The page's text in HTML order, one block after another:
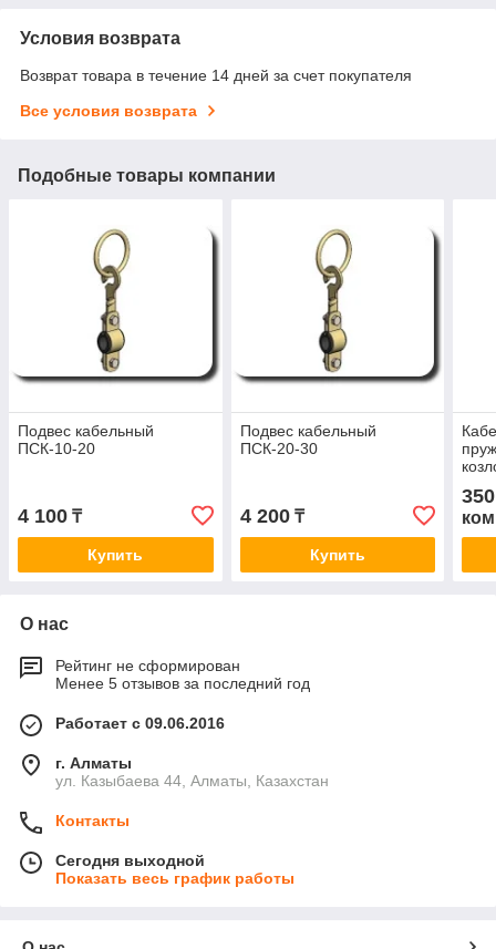
Условия возврата
Возврат товара в течение 14 дней за счет покупателя
Все условия возврата
Подобные товары компании
Подвес кабельный
ПСК-10-20
4 100 ₸
Купить
Подвес кабельный
ПСК-20-30
4 200₸
Купить
О нас
Рейтинг не сформирован
Менее 5 отзывов за последний год
Работает с 09.06.2016
г. Алматы
ул. Казыбаева 44, Алматы, Казахстан
Контакты
Сегодня выходной
Показать весь график работы